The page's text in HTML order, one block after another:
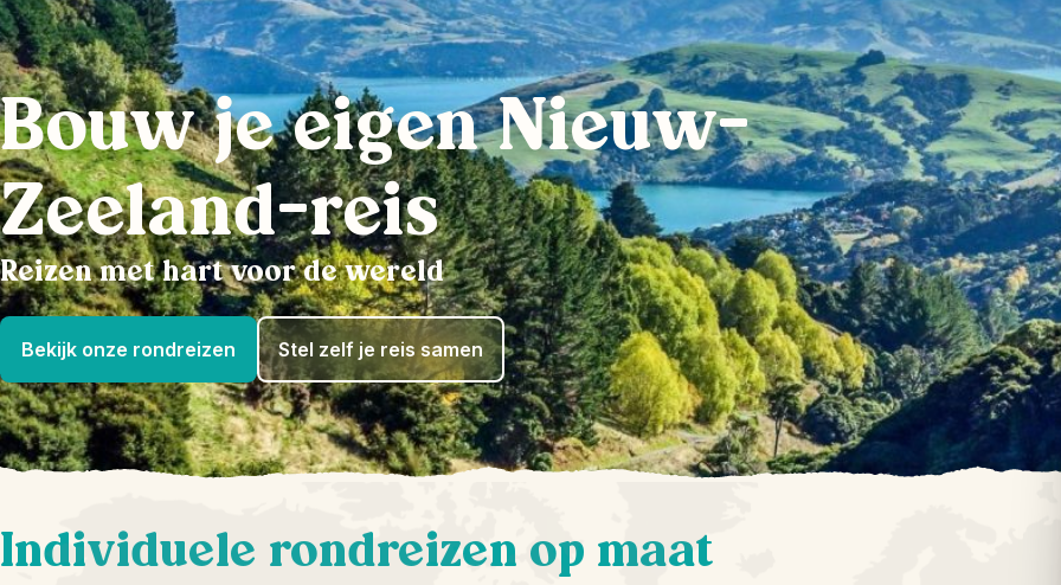
Bouw je eigen Nieuw-
Zeeland-reis
Reizen met hart voor de wereld
Bekijk onze rondreizen Stel zelf je reis samen
Individuele rondreizen op maat